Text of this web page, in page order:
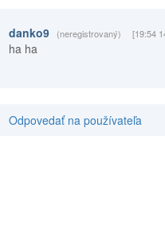
danko9 (neregistrovaný) [19:54
ha ha
Odpovedať na používateľa